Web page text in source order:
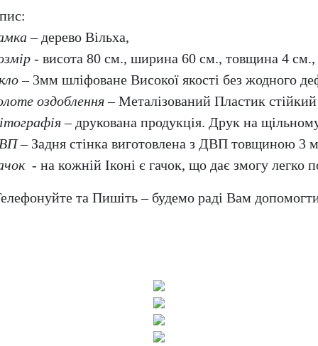
– дерево Вільха,
- висота 80 см., ширина 60 см., товщина 4 см.,
– 3мм шліфоване Високої якості без жодного
оздоблення– Металізований Пластик
– друкована продукція. Друк на
– Задня стінка виготовлена з ДВП товщиною 3
- на кожній Іконі є гачок, що дає змогу легко
та Пишіть – будемо раді Вам